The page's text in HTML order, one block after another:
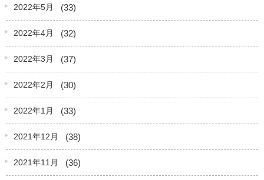
2022年5月 (33)
2022年4月 (32)
2022年3月 (37)
2022年2月 (30)
2022年1月 (33)
2021年12月 (38)
2021年11月 (36)